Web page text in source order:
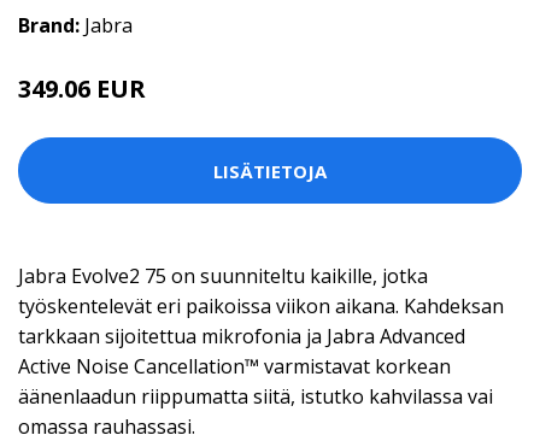
Brand: Jabra
349.06 EUR
LISÄTIETOJA
Jabra Evolve2 75 on suunniteltu kaikille, jotka
työskentelevät eri paikoissa viikon aikana. Kahdeksan
tarkkaan sijoitettua mikrofonia ja Jabra Advanced
Active Noise Cancellation™ varmistavat korkean
äänenlaadun riippumatta siitä, istutko kahvilassa vai
omassa rauhassasi.